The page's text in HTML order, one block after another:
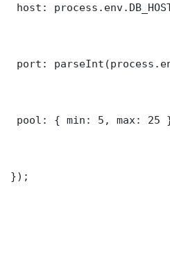
host:
port:
pool: { min: 5, max: 25
});